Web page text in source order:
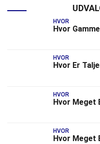
HVOR
Hvor
HVOR
Hvor Er
HVOR
Hvor Meget
HVOR
Hvor Meget